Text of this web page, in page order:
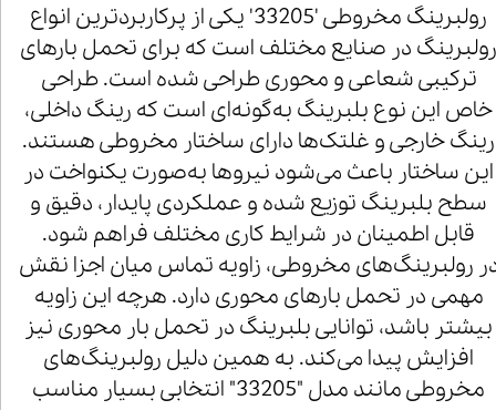
رولبرینگ مخروطی '33205' یکی از پرکاربردترین انواع
در صنایع مختلف است که برای تحمل بارهای
ترکیبی شعاعی و محوری طراحی شده است. طراحی
خاص این نوع بلبرینگ به‌گونه‌ای است که رینگ داخلی،
رینگ خارجی و غلتک‌ها دارای ساختار مخروطی هستند.
این ساختار باعث می‌شود نیروها به‌صورت یکنواخت در
سطح بلبرینگ توزیع شده و عملکردی پایدار، دقیق و
قابل اطمینان در شرایط کاری مختلف فراهم شود.
رولبرینگ‌های مخروطی، زاویه تماس میان اجزا نقش
مهمی در تحمل بارهای محوری دارد. هرچه این زاویه
بیشتر باشد، توانایی بلبرینگ در تحمل بار محوری نیز
افزایش پیدا می‌کند. به همین دلیل رولبرینگ‌های
مخروطی مانند مدل "33205" انتخابی بسیار مناسب